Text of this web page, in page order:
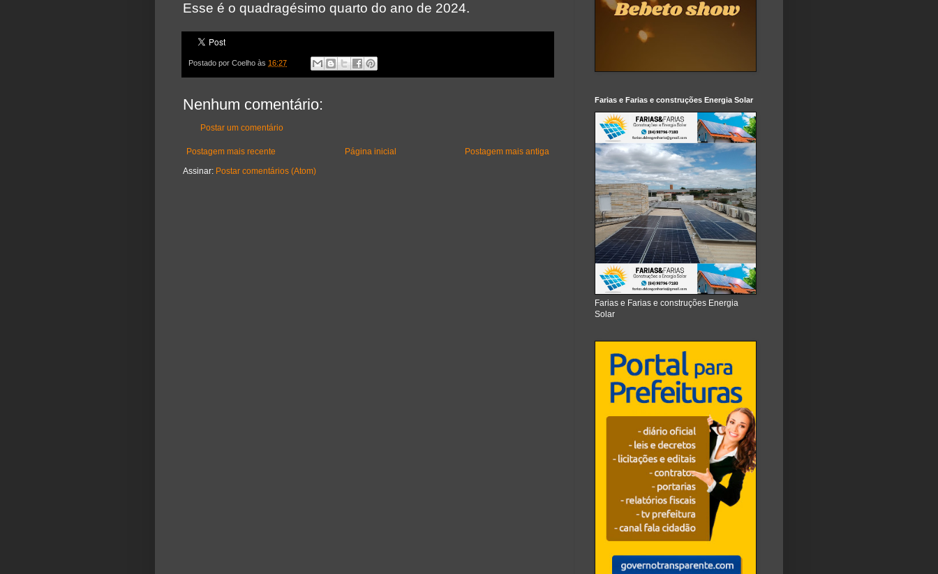
Esse é o quadragésimo quarto do ano de 2024.
Postado por Coelho às 16:27
Nenhum comentário:
Postar um comentário
Postagem mais recente Postagem mais antiga
Página inicial
Assinar: Postar comentários (Atom)
Farias e Farias e construções Energia Solar
Farias e Farias e construções Energia
Solar